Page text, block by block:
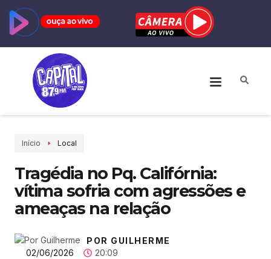
Início Local
Tragédia no Pq. Califórnia:
vítima sofria com agressões e
ameaças na relação
POR GUILHERME
02/06/2026
20:09